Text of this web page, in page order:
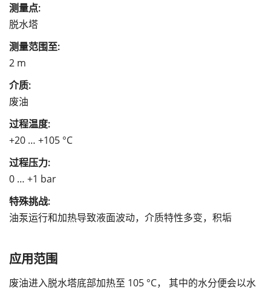
测量点:
脱水塔
测量范围至:
2 m
介质:
废油
过程温度:
+20 … +105 °C
过程压力:
0 … +1 bar
特殊挑战:
油泵运行和加热导致液面波动，介质特性多变，积垢
应用范围
废油进入脱水塔底部加热至 105 °C， 其中的水分便会以水